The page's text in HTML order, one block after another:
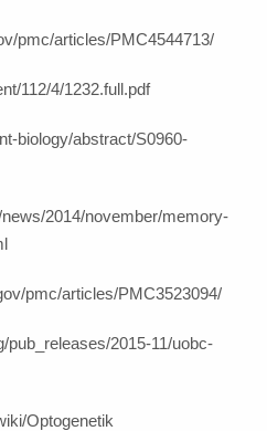
pmc/articles/PMC4544713/
112/4/1232.full.pdf
biology/abstract/S0960-
2014/november/memory-
pmc/articles/PMC3523094/
pub_releases/2015-11/uobc-
Optogenetik